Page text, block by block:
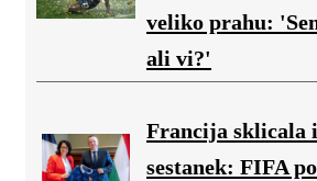
veliko prahu:
ali vi?'
Francija sklicala
sestanek: FIFA